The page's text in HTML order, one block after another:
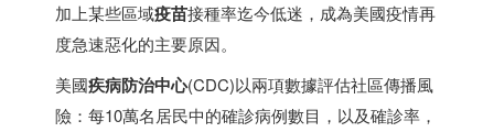
加上某些區域疫苗接種率迄今低迷，成為美國疫情再
度急速惡化的主要原因。
美國疾病防治中心(CDC)以兩項數據評估社區傳播風
險：每10萬名居民中的確診病例數目，以及確診率，